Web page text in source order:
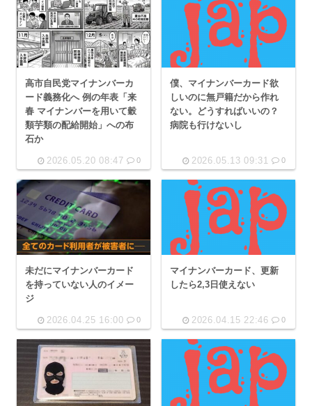
高市自民党マイナンバーカ
ード義務化へ 例の年表「来
春 マイナンバーを用いて穀
類芋類の配給開始」への布
石か
2026.05.20 08:47 0
僕、マイナンバーカード欲
しいのに無戸籍だから作れ
ない。どうすればいいの？
病院も行けないし
2026.05.13 09:31 0
未だにマイナンバーカード
を持っていない人のイメー
ジ
2026.04.25 16:00 0
マイナンバーカード、更新
したら2,3日使えない
2026.04.15 22:46 0